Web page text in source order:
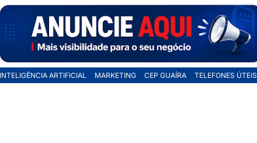
INTELIGÊNCIA ARTIFICIAL MARKETING CEP GUAÍRA TELEFONES ÚTEIS